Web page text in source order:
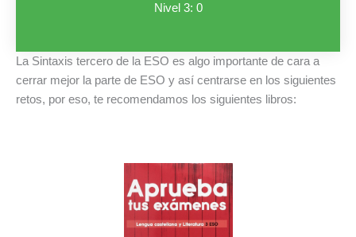
Nivel 3: 0
La Sintaxis tercero de la ESO es algo importante de cara a
cerrar mejor la parte de ESO y así centrarse en los siguientes
retos, por eso, te recomendamos los siguientes libros: